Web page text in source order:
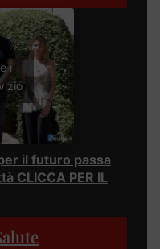
i
il futuro passa
CLICCA PER IL